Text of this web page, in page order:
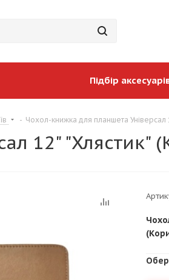
Підбір
- Чохол-книжка для планшета Універсал
12" "Хлястик"